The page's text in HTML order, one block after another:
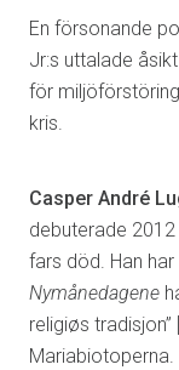
En försonande
Jr:s uttalade
för
kris.
Casper André
debuterade
fars död. Han
Nymånedagene
religiøs